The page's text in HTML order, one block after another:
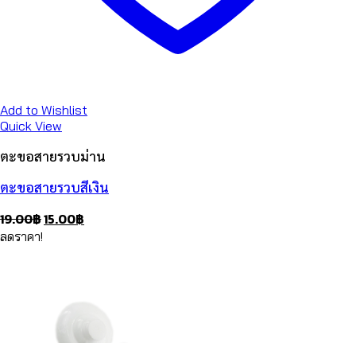
Add to Wishlist
Quick View
ตะขอสายรวบม่าน
ตะขอสายรวบสีเงิน
19.00฿Original
15.00฿
ลดราคา!